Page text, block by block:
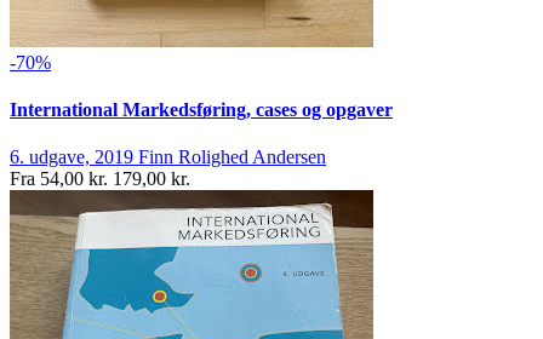
-70%
International Markedsføring, cases og opgaver
6. udgave, 2019 Finn Rolighed Andersen
Fra 54,00 kr. 179,00 kr.